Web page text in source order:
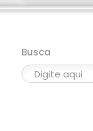
Busca